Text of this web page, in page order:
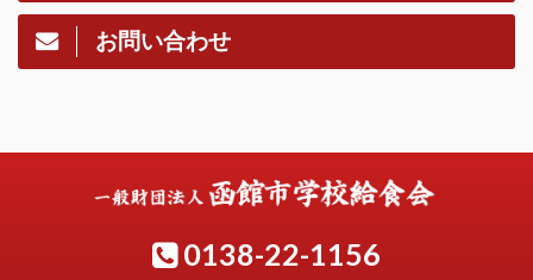
お問い合わせ
0138-22-1156